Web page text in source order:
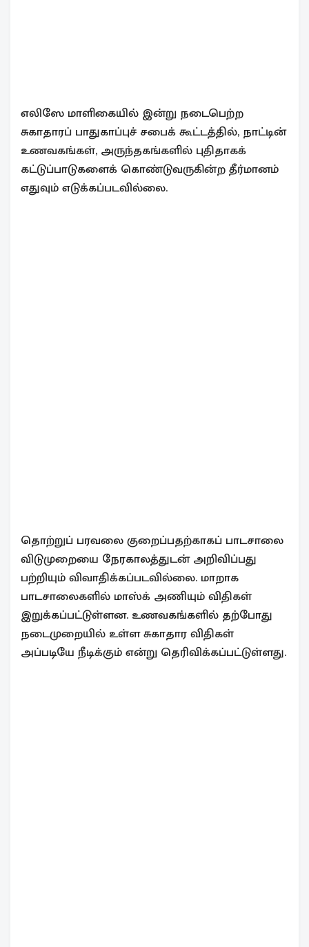
எலிஸே மாளிகையில் இன்று நடைபெற்ற
சுகாதாரப் பாதுகாப்புச் சபைக் கூட்டத்தில், நாட்டின்
உணவகங்கள், அருந்தகங்களில் புதிதாகக்
கட்டுப்பாடுகளைக் கொண்டுவருகின்ற தீர்மானம்
எதுவும் எடுக்கப்படவில்லை.
தொற்றுப் பரவலை குறைப்பதற்காகப் பாடசாலை
விடுமுறையை நேரகாலத்துடன் அறிவிப்பது
பற்றியும் விவாதிக்கப்படவில்லை. மாறாக
பாடசாலைகளில் மாஸ்க் அணியும் விதிகள்
இறுக்கப்பட்டுள்ளன. உணவகங்களில் தற்போது
நடைமுறையில் உள்ள சுகாதார விதிகள்
அப்படியே நீடிக்கும் என்று தெரிவிக்கப்பட்டுள்ளது.